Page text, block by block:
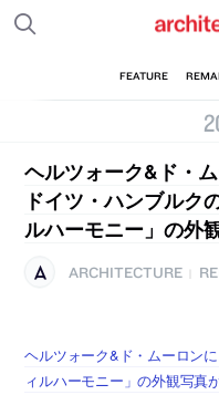
ヘルツォーク&ド・
ドイツ・ハンブルク
ルハーモニー」の外
ARCHITECTURE
ヘルツォーク&ド・ムーロン
ィルハーモニー」の外観写真